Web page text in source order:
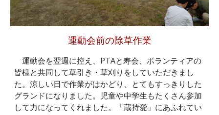
運動会前の除草作業
運動会を翌週に控え、PTAと寿会、ボランティアの
皆様と共同して草引き・草刈りをしていただきまし
た。涼しい日で作業がはかどり、とてもすっきりした
グランドになりました。児童や中学生もたくさん参加
して力になってくれました。「蔵持愛」にあふれてい